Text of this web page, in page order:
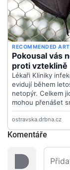
Komentáře